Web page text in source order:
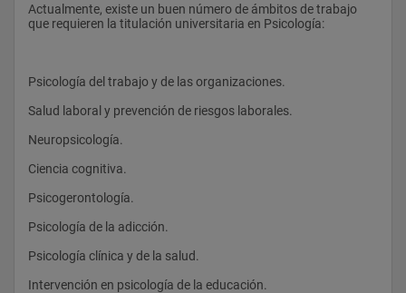
Actualmente, existe un buen número de ámbitos de trabajo
que requieren la titulación universitaria en Psicología:
Psicología del trabajo y de las organizaciones.
Salud laboral y prevención de riesgos laborales.
Neuropsicología.
Ciencia cognitiva.
Psicogerontología.
Psicología de la adicción.
Psicología clínica y de la salud.
Intervención en psicología de la educación.